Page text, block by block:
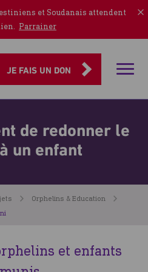
et Soudanais attendent
Parrainer
JE FAIS UN DON
de redonner le
un enfant
Orphelins & Education
et enfants